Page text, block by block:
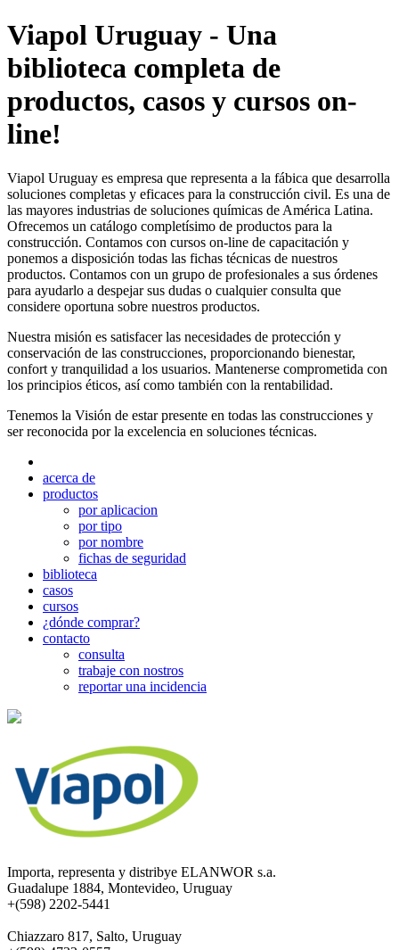
Viapol Uruguay - Una
biblioteca completa de
productos, casos y cursos on-
line!
Viapol Uruguay es empresa que representa a la fábica que desarrolla
soluciones completas y eficaces para la construcción civil. Es una de
las mayores industrias de soluciones químicas de América Latina.
Ofrecemos un catálogo completísimo de productos para la
construcción. Contamos con cursos on-line de capacitación y
ponemos a disposición todas las fichas técnicas de nuestros
productos. Contamos con un grupo de profesionales a sus órdenes
para ayudarlo a despejar sus dudas o cualquier consulta que
considere oportuna sobre nuestros productos.
Nuestra misión es satisfacer las necesidades de protección y
conservación de las construcciones, proporcionando bienestar,
confort y tranquilidad a los usuarios. Mantenerse comprometida con
los principios éticos, así como también con la rentabilidad.
Tenemos la Visión de estar presente en todas las construcciones y
ser reconocida por la excelencia en soluciones técnicas.
acerca de
productos
por aplicacion
por tipo
por nombre
fichas de seguridad
biblioteca
casos
cursos
¿dónde comprar?
contacto
consulta
trabaje con nostros
reportar una incidencia
Importa, representa y distribye ELANWOR s.a.
Guadalupe 1884, Montevideo, Uruguay
+(598) 2202-5441
Chiazzaro 817, Salto, Uruguay